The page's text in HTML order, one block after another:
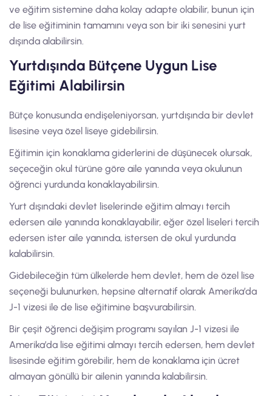
ve eğitim sistemine daha kolay adapte olabilir, bunun için
de lise eğitiminin tamamını veya son bir iki senesini yurt
dışında alabilirsin.
Yurtdışında Bütçene Uygun Lise
Eğitimi Alabilirsin
Bütçe konusunda endişeleniyorsan, yurtdışında bir devlet
lisesine veya özel liseye gidebilirsin.
Eğitimin için konaklama giderlerini de düşünecek olursak,
seçeceğin okul türüne göre aile yanında veya okulunun
öğrenci yurdunda konaklayabilirsin.
Yurt dışındaki devlet liselerinde eğitim almayı tercih
edersen aile yanında konaklayabilir, eğer özel liseleri tercih
edersen ister aile yanında, istersen de okul yurdunda
kalabilirsin.
Gidebileceğin tüm ülkelerde hem devlet, hem de özel lise
seçeneği bulunurken, hepsine alternatif olarak Amerika’da
J-1 vizesi ile de lise eğitimine başvurabilirsin.
Bir çeşit öğrenci değişim programı sayılan J-1 vizesi ile
Amerika’da lise eğitimi almayı tercih edersen, hem devlet
lisesinde eğitim görebilir, hem de konaklama için ücret
almayan gönüllü bir ailenin yanında kalabilirsin.